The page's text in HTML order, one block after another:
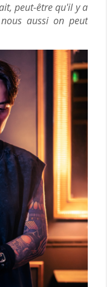
peut-être qu'il y a
aussi on peut